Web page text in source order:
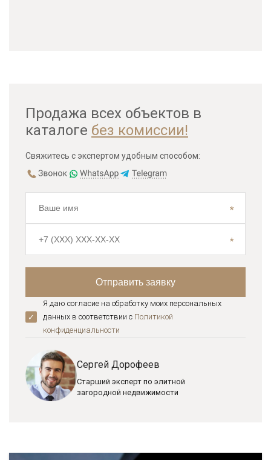
Продажа всех объектов в
каталоге без комиссии!
Свяжитесь с экспертом удобным способом:
Я даю согласие на обработку моих персональных
данных в соответствии с Политикой
конфиденциальноcти
Сергей Дорофеев
Старший эксперт по элитной
загородной недвижимости